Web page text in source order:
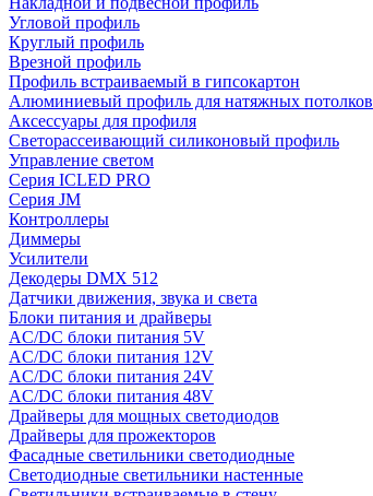
Угловой профиль
Круглый профиль
Врезной профиль
Профиль встраиваемый в гипсокартон
Алюминиевый профиль для натяжных потолков
Аксессуары для профиля
Светорассеивающий силиконовый профиль
Управление светом
Серия ICLED PRO
Серия JM
Контроллеры
Диммеры
Усилители
Декодеры DMX 512
Датчики движения, звука и света
Блоки питания и драйверы
AC/DC блоки питания 5V
AC/DC блоки питания 12V
AC/DC блоки питания 24V
AC/DC блоки питания 48V
Драйверы для мощных светодиодов
Драйверы для прожекторов
Фасадные светильники светодиодные
Светодиодные светильники настенные